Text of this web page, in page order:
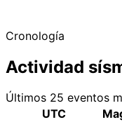
Cronología
Actividad
Últimos 25 eventos
UTC